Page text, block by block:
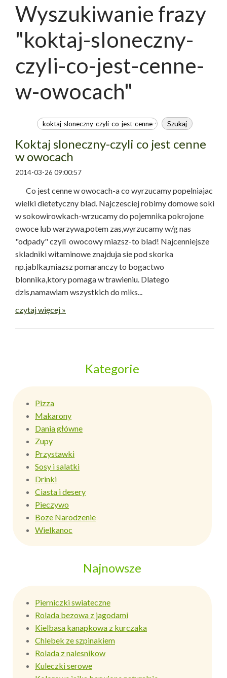
Wyszukiwanie frazy
"koktaj-sloneczny-
czyli-co-jest-cenne-
w-owocach"
Koktaj sloneczny-czyli co jest cenne
w owocach
2014-03-26 09:00:57
Co jest cenne w owocach-a co wyrzucamy popelniajac
wielki dietetyczny blad. Najczesciej robimy domowe soki
w sokowirowkach-wrzucamy do pojemnika pokrojone
owoce lub warzywa,potem zas,wyrzucamy w/g nas
"odpady" czyli owocowy miazsz-to blad! Najcenniejsze
skladniki witaminowe znajduja sie pod skorka
np.jablka,miazsz pomaranczy to bogactwo
blonnika,ktory pomaga w trawieniu. Dlatego
dzis,namawiam wszystkich do miks...
czytaj więcej »
Kategorie
Pizza
Makarony
Dania główne
Zupy
Przystawki
Sosy i salatki
Drinki
Ciasta i desery
Pieczywo
Boze Narodzenie
Wielkanoc
Najnowsze
Pierniczki swiateczne
Rolada bezowa z jagodami
Kielbasa kanapkowa z kurczaka
Chlebek ze szpinakiem
Rolada z nalesnikow
Kuleczki serowe